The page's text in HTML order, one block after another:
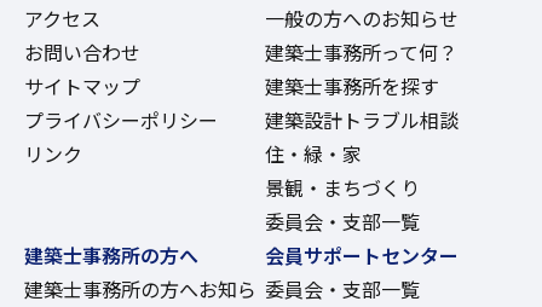
アクセス
お問い合わせ
サイトマップ
プライバシーポリシー
リンク
一般の方へのお知らせ
建築士事務所って何？
建築士事務所を探す
建築設計トラブル相談
住・緑・家
景観・まちづくり
委員会・支部一覧
建築士事務所の方へ
建築士事務所の方へお知ら
会員サポートセンター
委員会・支部一覧